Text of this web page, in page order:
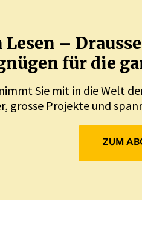
–
für die
Sie mit in die Welt
grosse Projekte und
ZUM